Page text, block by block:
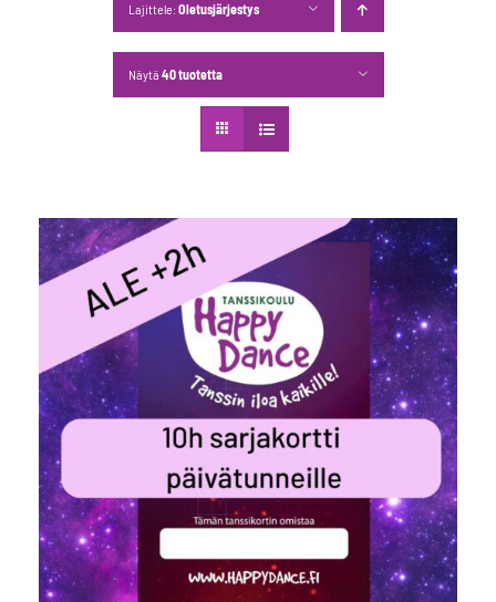
Lajittele:Oletusjärjestys
Näytä 40 tuotetta
LISÄÄ OSTOSKORIIN / LISÄTIEDOT